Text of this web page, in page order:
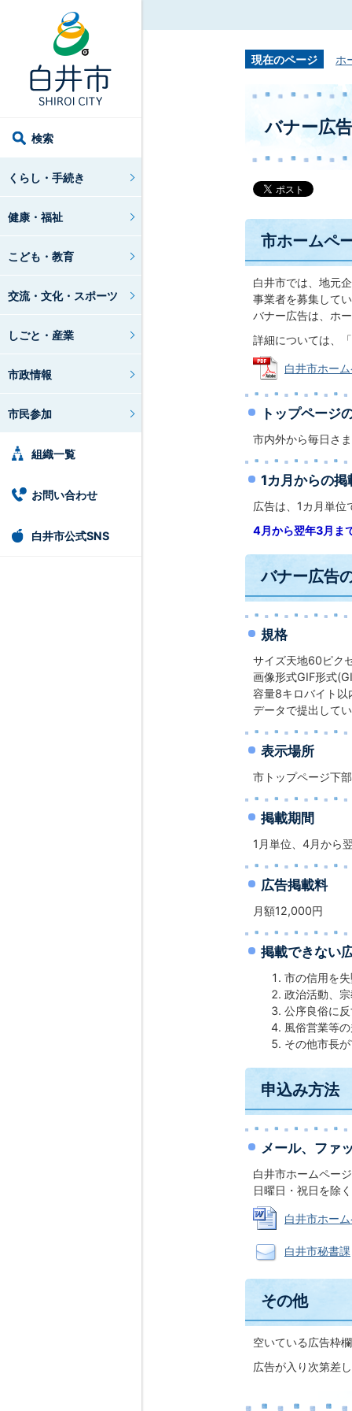
検索
くらし・手続き
健康・福祉
こども・教育
交流・文化・スポーツ
しごと・産業
市政情報
市民参加
組織一覧
お問い合わせ
白井市公式SNS
現在のページ ホ
バナー広
市ホームペ
白井市では、地元
事業者を募集して
バナー広告は、ホ
詳細については、
白井市ホー
トップページ
市内外から毎日さ
1カ月からの掲
広告は、1カ月単位
4月から翌年3月ま
バナー広告
規格
サイズ天地60ピク
画像形式GIF形式
容量8キロバイト以
データで提出して
表示場所
市トップページ下部
掲載期間
1月単位、4月から
広告掲載料
月額12,000円
掲載できない
市の信用を
政治活動、
公序良俗に
風俗営業等
その他市長
申込み方法
メール、ファ
白井市ホームペー
日曜日・祝日を除
白井市ホー
白井市秘書課
その他
空いている広告枠
広告が入り次第差